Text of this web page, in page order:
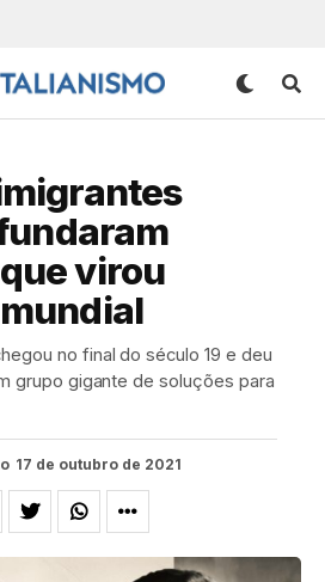
virou
no final do século 19 e deu
grupo gigante de soluções para
17 de outubro de 2021